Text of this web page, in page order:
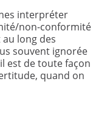
interpréter
non-conformité
long des
souvent ignorée
est de toute façon
quand on